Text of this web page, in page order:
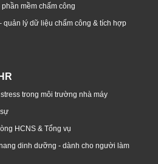
phần mềm chấm công
quản lý dữ liệu chấm công & tích hợp
trong môi trường nhà máy
HCNS & Tổng vụ
dinh dưỡng - dành cho người làm